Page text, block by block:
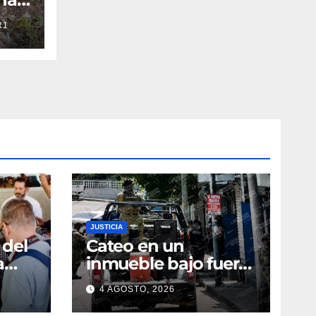
JUSTICIA
Cateo en un
inmueble bajo fuerte
operativo
4 AGOSTO, 2026